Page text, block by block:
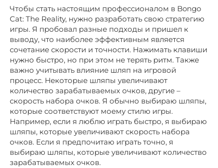
Чтобы стать настоящим профессионалом в Bongo
Cat: The Reality, нужно разработать свою стратегию
игры. Я пробовал разные подходы и пришел к
выводу, что наиболее эффективным является
сочетание скорости и точности. Нажимать клавиши
нужно быстро, но при этом не терять ритм. Также
важно учитывать влияние шляп на игровой
процесс. Некоторые шляпы увеличивают
количество зарабатываемых очков, другие –
скорость набора очков. Я обычно выбираю шляпы,
которые соответствуют моему стилю игры.
Например, если я люблю играть быстро, я выбираю
шляпы, которые увеличивают скорость набора
очков. Если я предпочитаю играть точно, я
выбираю шляпы, которые увеличивают количество
зарабатываемых очков.